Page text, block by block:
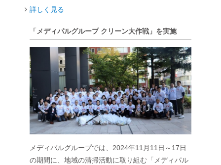
詳しく見る
「メディパルグループ クリーン大作戦」を実施
メディパルグループでは、2024年11月11日～17日
の期間に、地域の清掃活動に取り組む「メディパル